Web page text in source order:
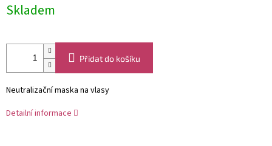
cena:
Skladem
Přidat do košíku
Neutralizační maska na vlasy
Detailní informace